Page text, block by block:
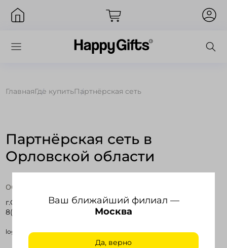
Ваш ближайший филиал —
Москва
Да, верно
ГлавнаяГде купитьПартнёрская сеть
Партнёрская сеть в
Орловской области
ООО "Проспект"
г.Орел, наб. Дубровинского 96
8(919) 2607186
logrus@orn.ru